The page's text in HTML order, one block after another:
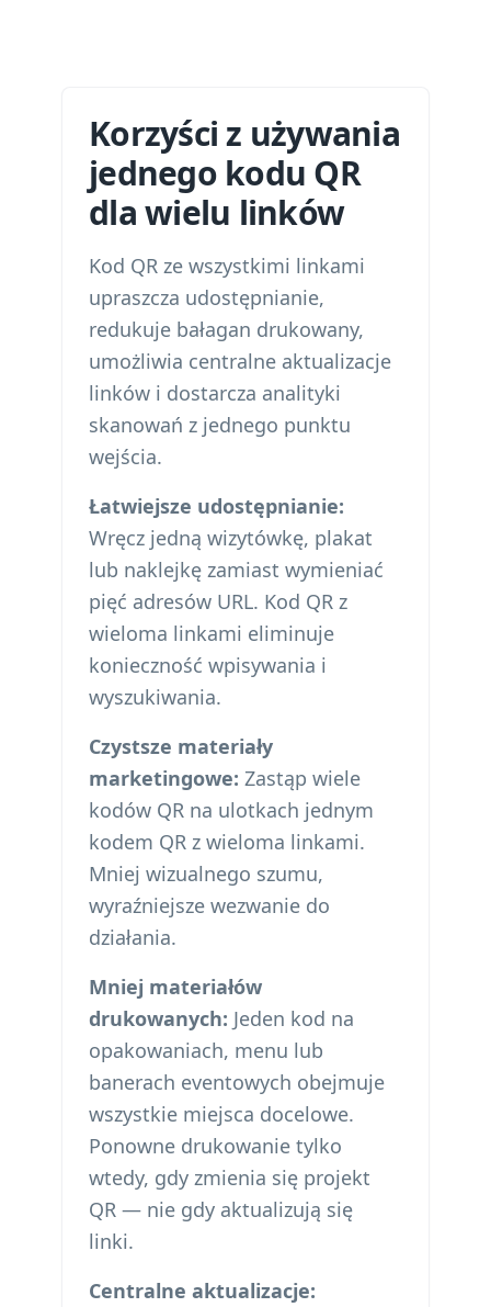
Korzyści z używania
jednego kodu QR
dla wielu linków
Kod QR ze wszystkimi linkami
upraszcza udostępnianie,
redukuje bałagan drukowany,
umożliwia centralne aktualizacje
linków i dostarcza analityki
skanowań z jednego punktu
wejścia.
Łatwiejsze udostępnianie:
Wręcz jedną wizytówkę, plakat
lub naklejkę zamiast wymieniać
pięć adresów URL. Kod QR z
wieloma linkami eliminuje
konieczność wpisywania i
wyszukiwania.
Czystsze materiały
marketingowe: Zastąp wiele
kodów QR na ulotkach jednym
kodem QR z wieloma linkami.
Mniej wizualnego szumu,
wyraźniejsze wezwanie do
działania.
Mniej materiałów
drukowanych: Jeden kod na
opakowaniach, menu lub
banerach eventowych obejmuje
wszystkie miejsca docelowe.
Ponowne drukowanie tylko
wtedy, gdy zmienia się projekt
QR — nie gdy aktualizują się
linki.
Centralne aktualizacje: